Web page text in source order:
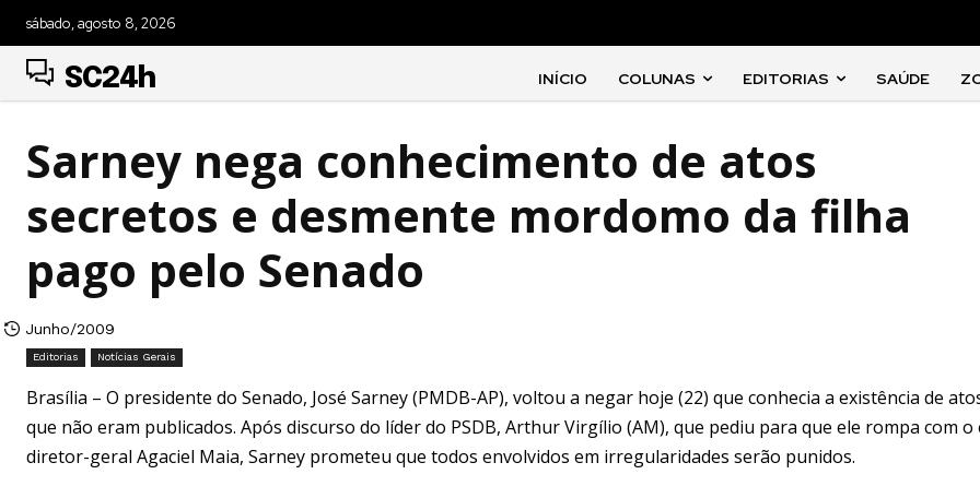
sábado, agosto 8, 2026
SC24h INÍCIO COLUNAS EDITORIAS SAÚDE
Sarney nega conhecimento de atos
secretos e desmente mordomo da filha
pago pelo Senado
Junho/2009
Editorias Notícias Gerais
Brasília – O presidente do Senado, José Sarney (PMDB-AP), voltou a negar hoje (22) que conhecia a existência de
que não eram publicados. Após discurso do líder do PSDB, Arthur Virgílio (AM), que pediu para que ele rompa com o
diretor-geral Agaciel Maia, Sarney prometeu que todos envolvidos em irregularidades serão punidos.